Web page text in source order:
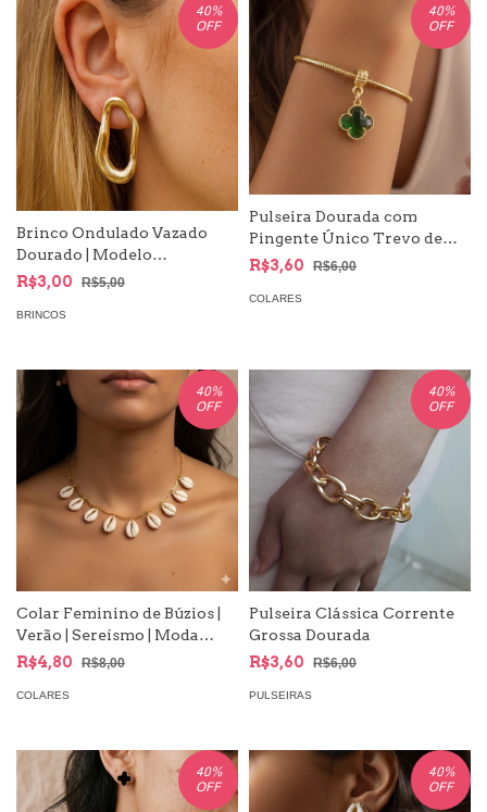
40%
OFF
Brinco Ondulado Vazado
Dourado | Modelo
Protagonista do Seu Look
R$3,00 R$5,00
BRINCOS
40%
OFF
Pulseira Dourada com
Pingente Único Trevo de
Quatro Folhas Modelo
R$3,60 R$6,00
COLARES
40%
OFF
Colar Feminino de Búzios |
Verão | Sereísmo | Moda
Sereia | Mermaidcore
R$4,80 R$8,00
COLARES
40%
OFF
Pulseira Clássica Corrente
Grossa Dourada
R$3,60
R$6,00
PULSEIRAS
40%
OFF
40%
OFF